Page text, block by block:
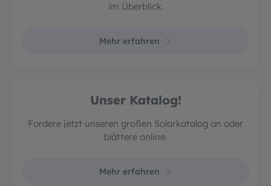
im Überblick.
Mehr erfahren
Unser Katalog!
Fordere jetzt unseren großen Solarkatalog an oder
blättere online.
Mehr erfahren